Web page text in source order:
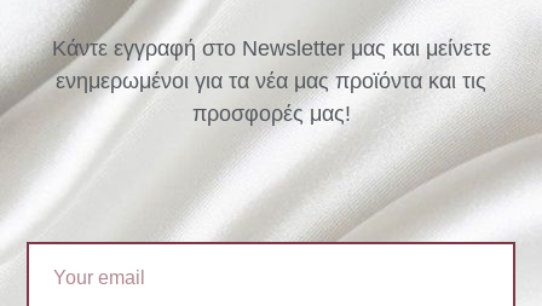
Κάντε εγγραφή στο Newsletter μας και μείνετε
ενημερωμένοι για τα νέα μας προϊόντα και τις
προσφορές μας!